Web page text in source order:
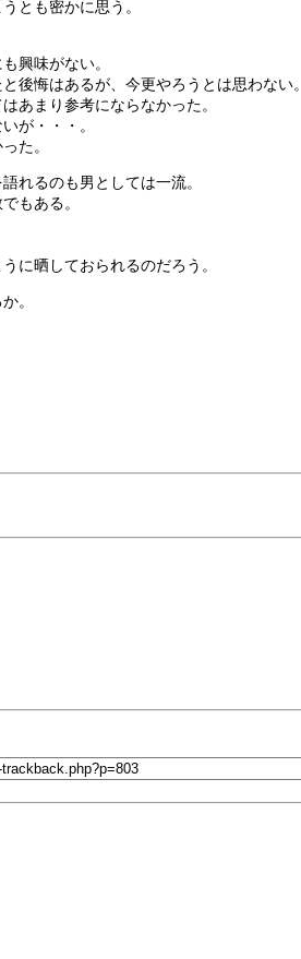
とも密かに思う。
興味がない。
後悔はあるが、今更やろうとは思わない。
あまり参考にならなかった。
が・・・。
た。
れるのも男としては一流。
もある。
に晒しておられるのだろう。
。